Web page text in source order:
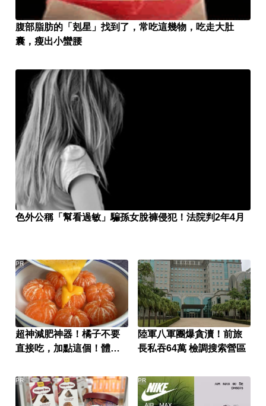
腹部脂肪的「剋星」找到了，常吃這幾物，吃走大肚
囊，瘦出小蠻腰
色外公稱「幫看過敏」騙孫女脫褲侵犯！法院判2年4月
超神減肥神器！橘子不要
直接吃，加點這個！體重
PR
陸軍八軍團爆貪瀆！前旅
長私吞64萬 檢調搜索營區
PR PR